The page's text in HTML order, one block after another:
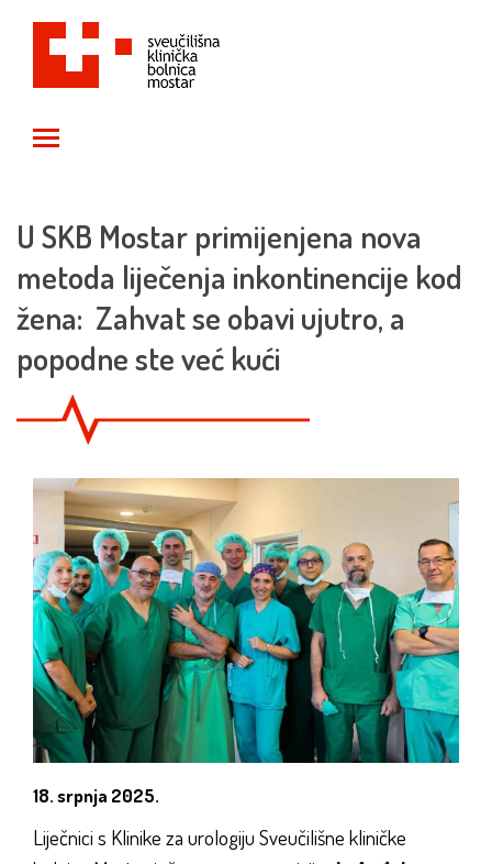
U SKB Mostar primijenjena nova
metoda liječenja inkontinencije kod
žena: Zahvat se obavi ujutro, a
popodne ste već kući
18. srpnja 2025.
Liječnici s Klinike za urologiju Sveučilišne kliničke